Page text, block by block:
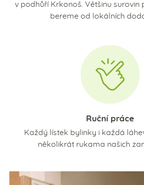
v podhůří Krkonoš. Většinu surovin
bereme od lokálních
Ruční práce
Každý lístek bylinky i každá
několikrát rukama našich